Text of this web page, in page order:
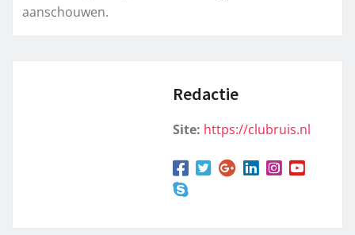
aanschouwen.
Redactie
Site: https://clubruis.nl